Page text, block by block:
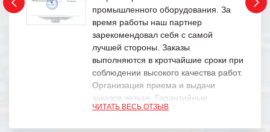
промышленного оборудования. За
время работы наш партнер
зарекомендовал себя с самой
лучшей стороны. Заказы
выполняются в кротчайшие сроки при
соблюдении высокого качества работ.
Организация приема и выдачи
заказов четкая. Гарантийные
обязательства выполняются в
ЧИТАТЬ ВЕСЬ ОТЗЫВ